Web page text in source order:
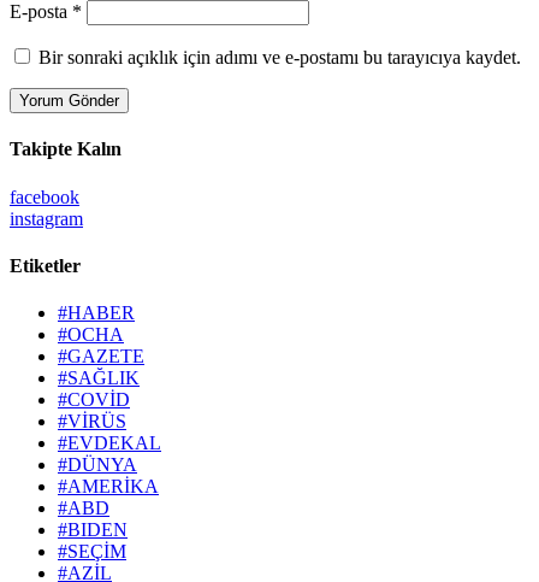
E-posta *
Bir sonraki açıklık için adımı ve e-postamı bu tarayıcıya kaydet.
Takipte Kalın
facebook
instagram
Etiketler
#HABER
#OCHA
#GAZETE
#SAĞLIK
#COVİD
#VİRÜS
#EVDEKAL
#DÜNYA
#AMERİKA
#ABD
#BIDEN
#SEÇİM
#AZİL